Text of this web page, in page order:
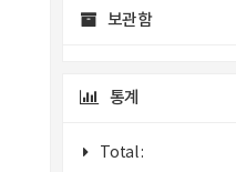
보관함
통계
Total :